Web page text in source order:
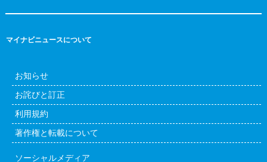
マイナビニュースについて
お知らせ
お詫びと訂正
利用規約
著作権と転載について
ソーシャルメディア